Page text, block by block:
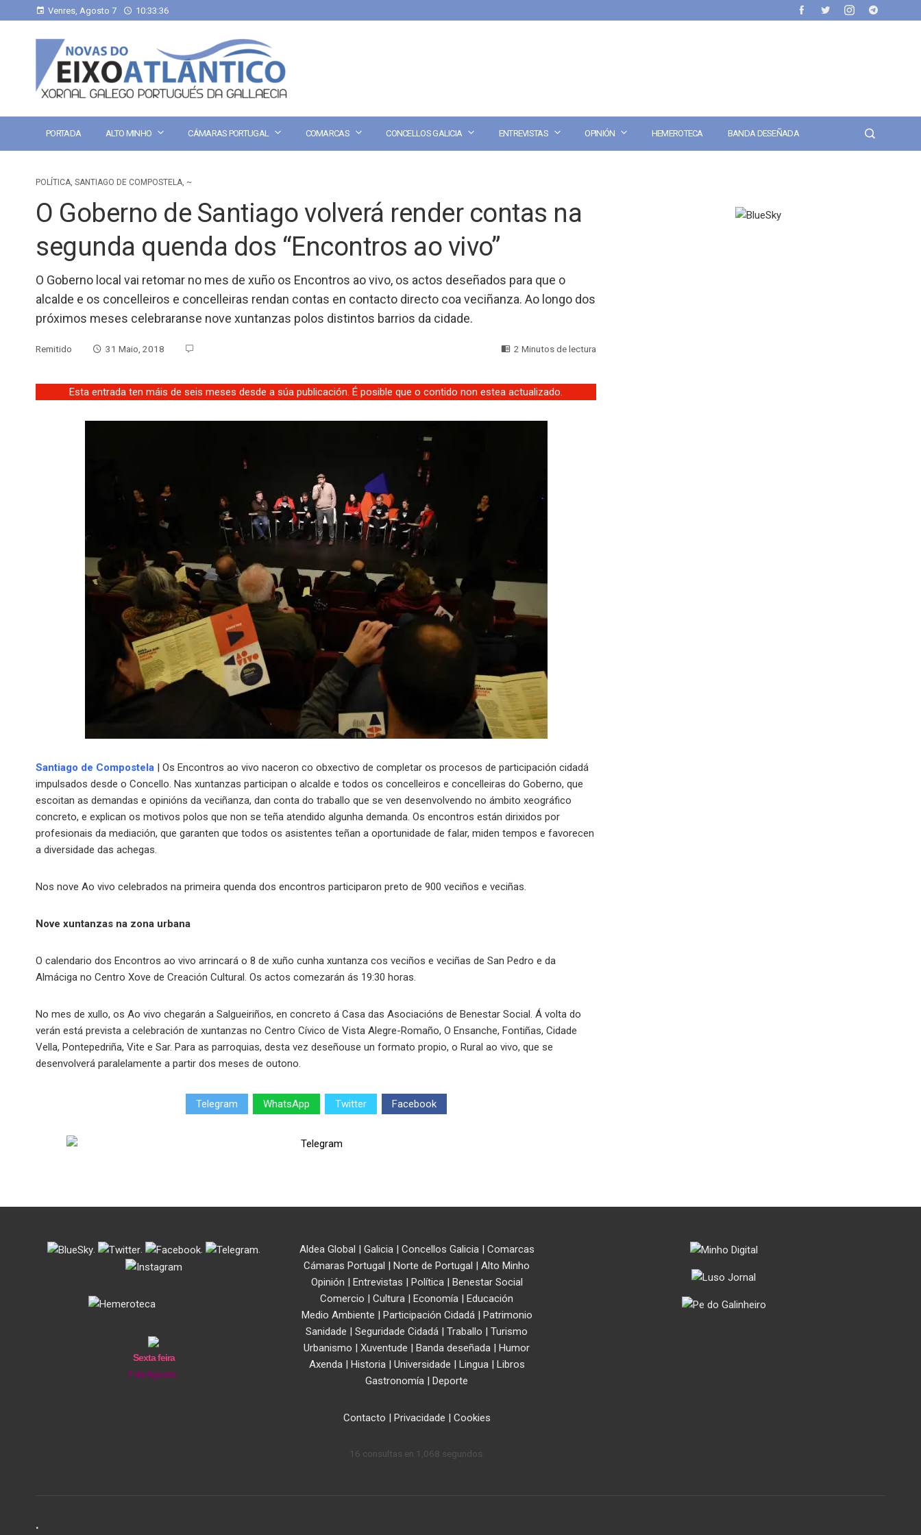
Venres, Agosto 7 10:33:37
PORTADA ALTO MINHO CÁMARAS PORTUGAL COMARCAS CONCELLOS GALICIA ENTREVISTAS OPINIÓN HEMEROTECA BANDA DESEÑADA
POLÍTICA, SANTIAGO DE COMPOSTELA, ~
O Goberno de Santiago volverá render contas na
segunda quenda dos “Encontros ao vivo”
O Goberno local vai retomar no mes de xuño os Encontros ao vivo, os actos deseñados para que o
alcalde e os concelleiros e concelleiras rendan contas en contacto directo coa veciñanza. Ao longo dos
próximos meses celebraranse nove xuntanzas polos distintos barrios da cidade.
Remitido 31 Maio, 2018 2 Minutos de lectura
Esta entrada ten máis de seis meses desde a súa publicación. É posible que o contido non estea actualizado.
Santiago de Compostela | Os Encontros ao vivo naceron co obxectivo de completar os procesos de participación cidadá
impulsados desde o Concello. Nas xuntanzas participan o alcalde e todos os concelleiros e concelleiras do Goberno, que
escoitan as demandas e opinións da veciñanza, dan conta do traballo que se ven desenvolvendo no ámbito xeográfico
concreto, e explican os motivos polos que non se teña atendido algunha demanda. Os encontros están dirixidos por
profesionais da mediación, que garanten que todos os asistentes teñan a oportunidade de falar, miden tempos e favorecen
a diversidade das achegas.
Nos nove Ao vivo celebrados na primeira quenda dos encontros participaron preto de 900 veciños e veciñas.
Nove xuntanzas na zona urbana
O calendario dos Encontros ao vivo arrincará o 8 de xuño cunha xuntanza cos veciños e veciñas de San Pedro e da
Almáciga no Centro Xove de Creación Cultural. Os actos comezarán ás 19:30 horas.
No mes de xullo, os Ao vivo chegarán a Salgueiriños, en concreto á Casa das Asociacións de Benestar Social. Á volta do
verán está prevista a celebración de xuntanzas no Centro Cívico de Vista Alegre-Romaño, O Ensanche, Fontiñas, Cidade
Vella, Pontepedriña, Vite e Sar. Para as parroquias, desta vez deseñouse un formato propio, o Rural ao vivo, que se
desenvolverá paralelamente a partir dos meses de outono.
Telegram WhatsApp Twitter Facebook
. . . .
Sexta feira
7 de Agosto
Aldea Global | Galicia| Concellos Galicia| Comarcas
Cámaras Portugal | Norte de Portugal | Alto Minho
Opinión | Entrevistas | Política| Benestar Social
Comercio | Cultura | Economía | Educación
Medio Ambiente | Participación Cidadá| Patrimonio
Sanidade | Seguridade Cidadá | Traballo | Turismo
Urbanismo | Xuventude | Banda deseñada | Humor
Axenda| Historia| Universidade | Lingua| Libros
Gastronomía | Deporte
Contacto | Privacidade | Cookies
16 consultas en 1,068 segundos.
.